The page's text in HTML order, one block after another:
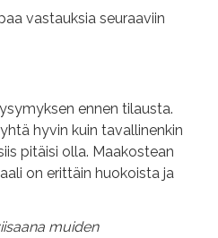
vastauksia seuraaviin
ennen tilausta.
hyvin kuin tavallinenkin
pitäisi olla. Maakostean
on erittäin huokoista ja
muiden